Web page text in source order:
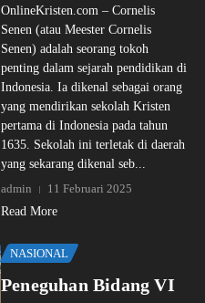
OnlineKristen.com – Cornelis
Senen (atau Meester Cornelis
Senen) adalah seorang tokoh
penting dalam sejarah pendidikan di
Indonesia. Ia dikenal sebagai orang
yang mendirikan sekolah Kristen
pertama di Indonesia pada tahun
1635. Sekolah ini terletak di daerah
yang sekarang dikenal seb...
admin
11 Februari 2025
Read More
NASIONAL
Peneguhan Bidang VI